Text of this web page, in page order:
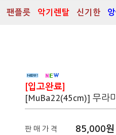
팬플릇 악기렌탈 신기한
[입고완료]
[MuBa22(45cm)] 무라
판 매 가 격 85,000원